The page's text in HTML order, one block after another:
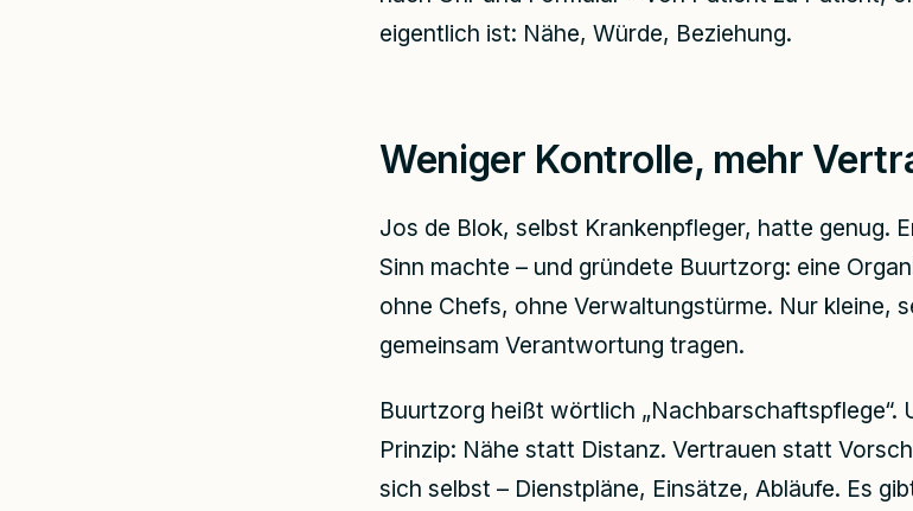
eigentlich ist: Nähe, Würde, Beziehung.
Weniger Kontrolle, mehr
Jos de Blok, selbst Krankenpfleger, hatte genug.
Sinn machte – und gründete Buurtzorg: eine
ohne Chefs, ohne Verwaltungstürme. Nur kleine,
gemeinsam Verantwortung tragen.
Buurtzorg heißt wörtlich „Nachbarschaftspflege“.
Prinzip: Nähe statt Distanz. Vertrauen statt
sich selbst – Dienstpläne, Einsätze, Abläufe. Es